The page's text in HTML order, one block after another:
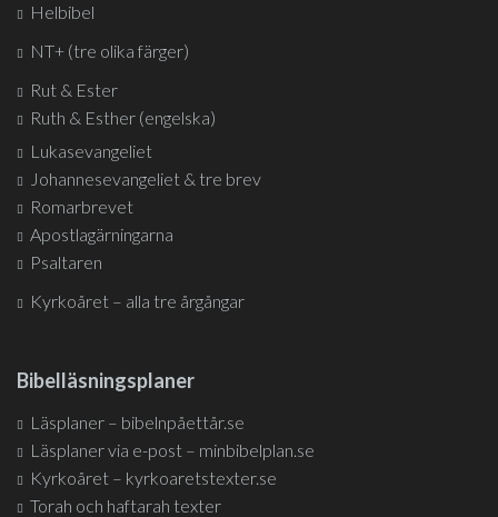
Helbibel
NT+ (tre olika färger)
Rut & Ester
Ruth & Esther (engelska)
Lukasevangeliet
Johannesevangeliet & tre brev
Romarbrevet
Apostlagärningarna
Psaltaren
Kyrkoåret – alla tre årgångar
Bibelläsningsplaner
Läsplaner – bibelnpåettår.se
Läsplaner via e-post – minbibelplan.se
Kyrkoåret – kyrkoaretstexter.se
Torah och haftarah texter